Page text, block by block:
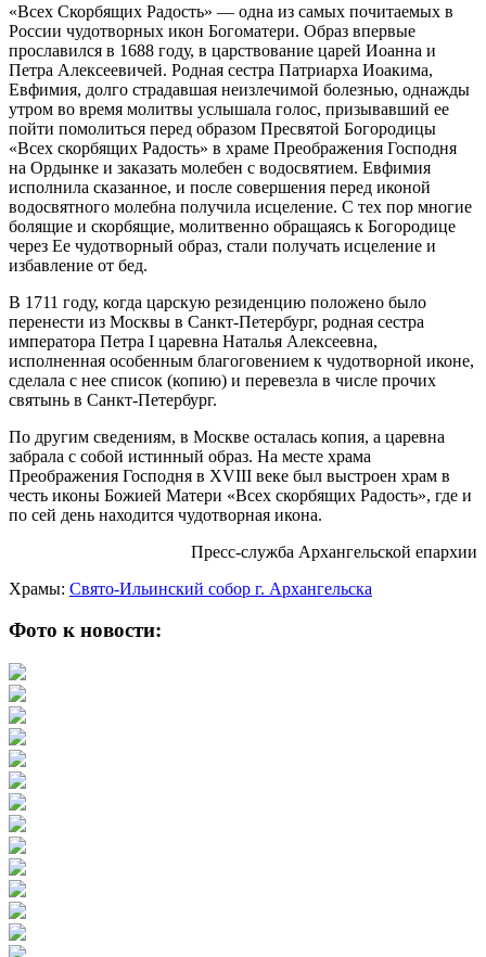
«Всех Скорбящих Радость» — одна из самых почитаемых в
России чудотворных икон Богоматери. Образ впервые
прославился в 1688 году, в царствование царей Иоанна и
Петра Алексеевичей. Родная сестра Патриарха Иоакима,
Евфимия, долго страдавшая неизлечимой болезнью, однажды
утром во время молитвы услышала голос, призывавший ее
пойти помолиться перед образом Пресвятой Богородицы
«Всех скорбящих Радость» в храме Преображения Господня
на Ордынке и заказать молебен с водосвятием. Евфимия
исполнила сказанное, и после совершения перед иконой
водосвятного молебна получила исцеление. С тех пор многие
болящие и скорбящие, молитвенно обращаясь к Богородице
через Ее чудотворный образ, стали получать исцеление и
избавление от бед.
В 1711 году, когда царскую резиденцию положено было
перенести из Москвы в Санкт-Петербург, родная сестра
императора Петра I царевна Наталья Алексеевна,
исполненная особенным благоговением к чудотворной иконе,
сделала с нее список (копию) и перевезла в числе прочих
святынь в Санкт-Петербург.
По другим сведениям, в Москве осталась копия, а царевна
забрала с собой истинный образ. На месте храма
Преображения Господня в XVIII веке был выстроен храм в
честь иконы Божией Матери «Всех скорбящих Радость», где и
по сей день находится чудотворная икона.
Пресс-служба Архангельской епархии
Храмы: Свято-Ильинский cобор г. Архангельска
Фото к новости: